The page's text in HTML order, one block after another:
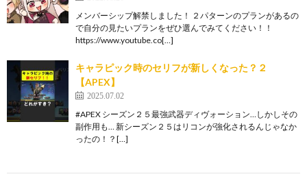
メンバーシップ解禁しました！ ２パターンのプランがあるの
で自分の見たいプランをぜひ選んでみてください！！
https://www.youtube.co[…]
キャラピック時のセリフが新しくなった？２
【APEX】
2025.07.02
#APEX シーズン２５最強武器ディヴォーション…しかしその
副作用も… 新シーズン２５はリコンが強化されるんじゃなか
ったの！？[…]